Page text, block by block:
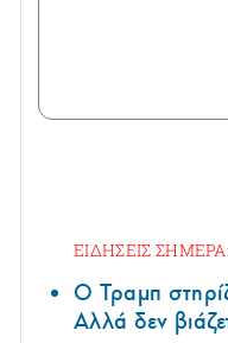
ΕΙΔΗΣΕΙΣ ΣΗΜΕΡΑ:
Ο Τραμπ
Αλλά δεν